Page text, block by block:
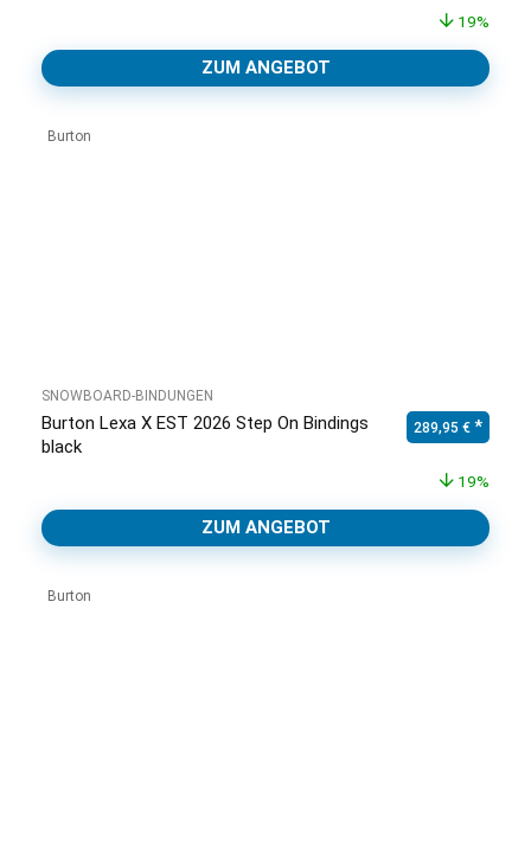
19%
ZUM ANGEBOT
Burton
SNOWBOARD-BINDUNGEN
Burton Lexa X EST 2026 Step On Bindings
black
Ursprünglicher
289,95 €
19%
ZUM ANGEBOT
Burton